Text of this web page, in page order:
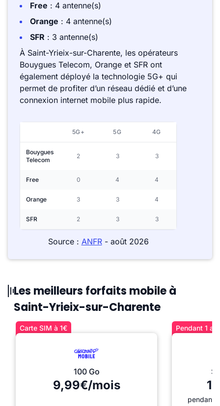
Free : 4 antenne(s)
Orange : 4 antenne(s)
SFR : 3 antenne(s)
À Saint-Yrieix-sur-Charente, les opérateurs
Bouygues Telecom, Orange et SFR ont
également déployé la technologie 5G+ qui
permet de profiter d’un réseau dédié et d’une
connexion internet mobile plus rapide.
5G+ 5G 4G
Bouygues
Telecom
2 3 3
Free 0 4 4
Orange 3 3 4
SFR 2 3 3
Source : ANFR- août 2026
Les meilleurs forfaits mobile à
Saint-Yrieix-sur-Charente
Carte SIM à 1€
100 Go
9,99€/mois
Pendant 1
pendant